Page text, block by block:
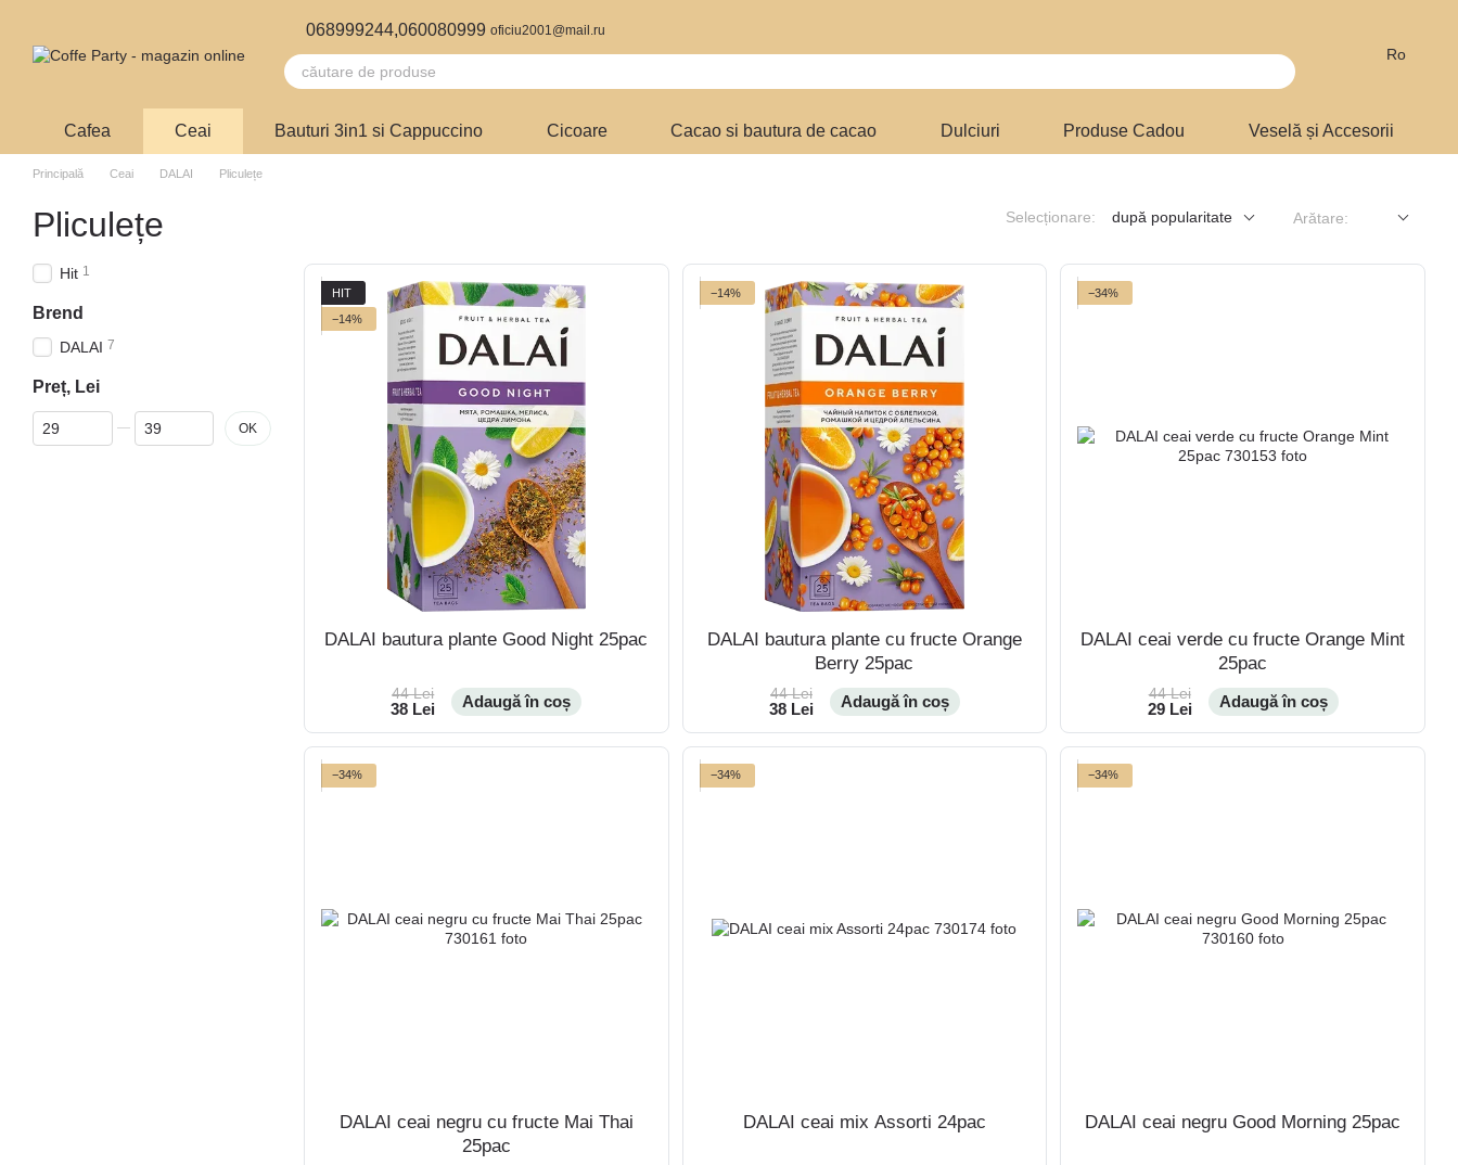
068999244,060080999 oficiu2001@mail.ru
Ro
Cafea Ceai Bauturi 3in1 si Cappuccino Cicoare Cacao si bautura de cacao Dulciuri Produse Cadou Veselă și Accesorii
Principală Ceai DALAI Pliculețe
Pliculețe Selecționare: după popularitate Arătare:
HIT
−14%
DALAI bautura plante Good Night 25pac
44 Lei
38 Lei Adaugă în coș
−14%
DALAI bautura plante cu fructe Orange
Berry 25pac
44 Lei
38 Lei Adaugă în coș
−34%
DALAI ceai verde cu fructe Orange Mint
25pac
44 Lei
29 Lei Adaugă în coș
−34%
DALAI ceai negru cu fructe Mai Thai
25pac
−34%
DALAI ceai mix Assorti 24pac
−34%
DALAI ceai negru Good Morning 25pac
Hit 1
Brend
DALAI 7
Preț, Lei
De la Preț, Lei
Până la Preț, Lei OK